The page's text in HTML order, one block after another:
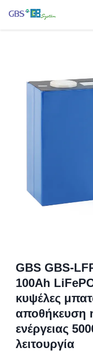
GBS GBS-
100Ah
κυψέλες
αποθήκευση
ενέργειας
λειτουργία